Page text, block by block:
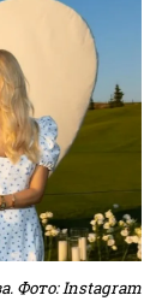
Фото: Instagram